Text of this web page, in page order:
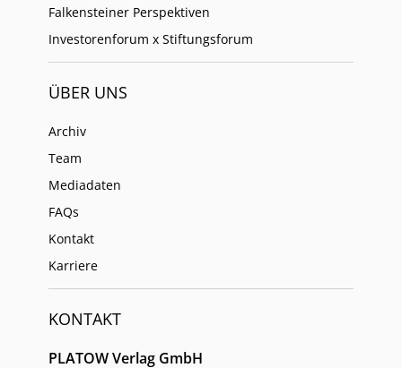
Falkensteiner Perspektiven
Investorenforum x Stiftungsforum
ÜBER UNS
Archiv
Team
Mediadaten
FAQs
Kontakt
Karriere
KONTAKT
PLATOW Verlag GmbH